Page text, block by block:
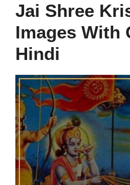
Jai Shree
Images With
Hindi